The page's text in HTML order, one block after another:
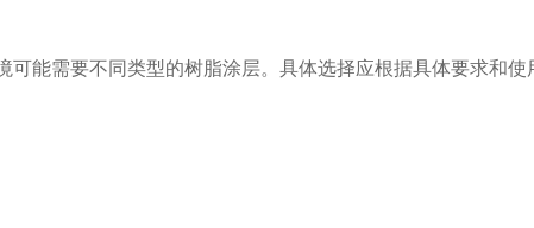
可能需要不同类型的树脂涂层。具体选择应根据具体要求和使